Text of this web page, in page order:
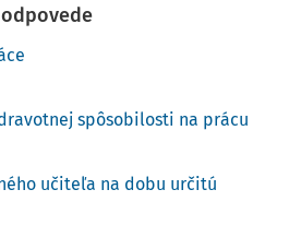
spôsobilosti na prácu
učiteľa na dobu určitú